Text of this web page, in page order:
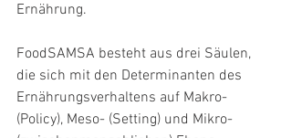
Ernährung.
FoodSAMSA besteht aus drei Säulen,
die sich mit den Determinanten des
Ernährungsverhaltens auf Makro-
(Policy), Meso- (Setting) und Mikro-